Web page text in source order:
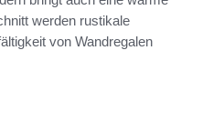
werden rustikale
von Wandregalen